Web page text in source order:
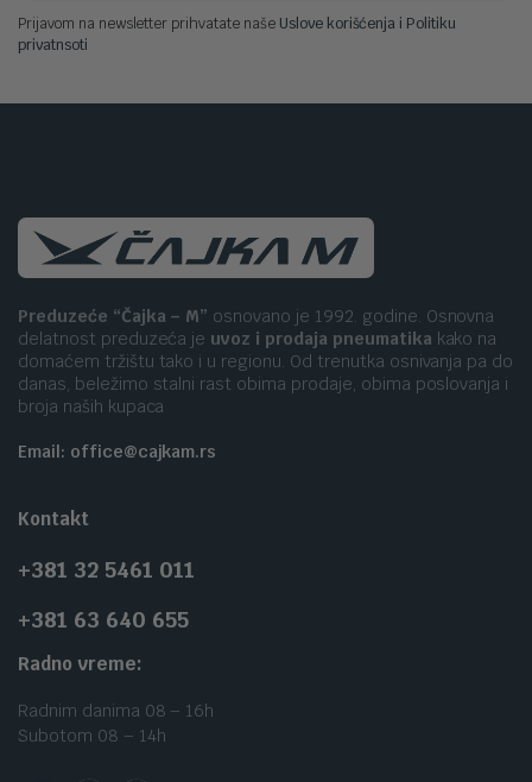
Prijavom na newsletter prihvatate naše Uslove korišćenja i Politiku
privatnsoti
Preduzeće “Čajka – M” osnovano je 1992. godine. Osnovna
delatnost preduzeća je uvoz i prodaja pneumatika kako na
domaćem tržištu tako i u regionu. Od trenutka osnivanja pa do
danas, beležimo stalni rast obima prodaje, obima poslovanja i
broja naših kupaca
Email: office@cajkam.rs
Kontakt
+381 32 5461 011
+381 63 640 655
Radno vreme:
Radnim danima 08 – 16h
Subotom 08 – 14h